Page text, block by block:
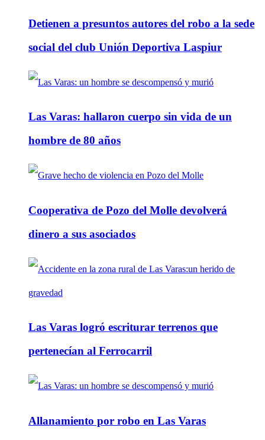
Detienen a presuntos autores del robo a la sede
social del club Unión Deportiva Laspiur
Las Varas: hallaron cuerpo sin vida de un
hombre de 80 años
Cooperativa de Pozo del Molle devolverá
dinero a sus asociados
Las Varas logró escriturar terrenos que
pertenecían al Ferrocarril
Allanamiento por robo en Las Varas